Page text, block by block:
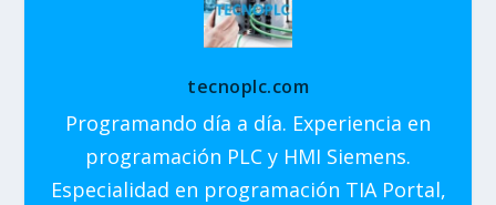
tecnoplc.com
Programando día a día. Experiencia en
programación PLC y HMI Siemens.
Especialidad en programación TIA Portal,